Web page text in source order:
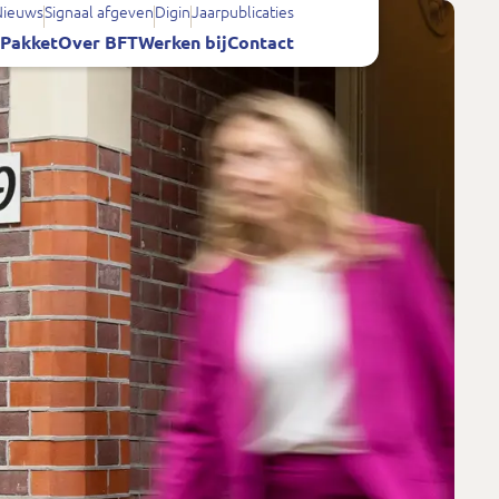
Signaal afgevenDiginJaarpublicaties
Over BFTWerken bijContact